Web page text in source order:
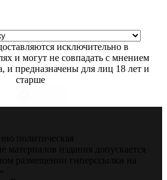
исключительно в
и могут не совпадать с мнением
и предназначены для лиц 18 лет и
старше
политическая
материалов издания допускается
размещении гиперссылки на